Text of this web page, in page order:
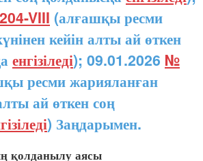
VIII (алғашқы ресми
кейін алты ай өткен
енгізіледі); 09.01.2026 №
ресми жарияланған
ай өткен соң
) Заңдарымен.
қолданылу аясы